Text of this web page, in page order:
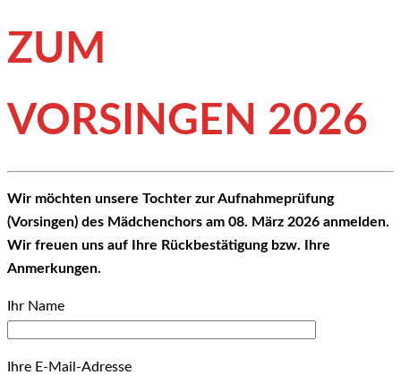
ZUM
VORSINGEN 2026
Wir möchten unsere Tochter zur Aufnahmeprüfung
(Vorsingen) des Mädchenchors am 08. März 2026 anmelden.
Wir freuen uns auf Ihre Rückbestätigung bzw. Ihre
Anmerkungen.
Ihr Name
Ihre E-Mail-Adresse